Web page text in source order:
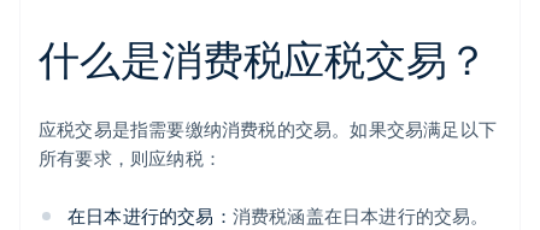
什么是消费税应税交易？
应税交易是指需要缴纳消费税的交易。如果交易满足以下
所有要求，则应纳税：
在日本进行的交易： 消费税涵盖在日本进行的交易。